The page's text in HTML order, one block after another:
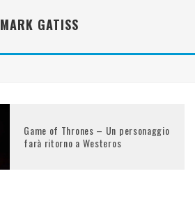
MARK GATISS
Game of Thrones – Un personaggio
farà ritorno a Westeros